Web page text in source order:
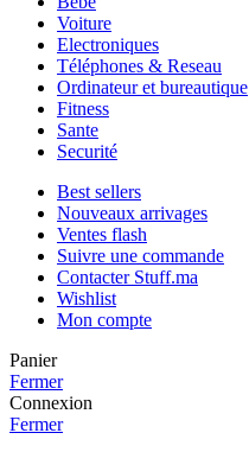
Voiture
Electroniques
Téléphones & Reseau
Ordinateur et bureautique
Fitness
Sante
Securité
Best sellers
Nouveaux arrivages
Ventes flash
Suivre une commande
Contacter Stuff.ma
Wishlist
Mon compte
Panier
Fermer
Connexion
Fermer